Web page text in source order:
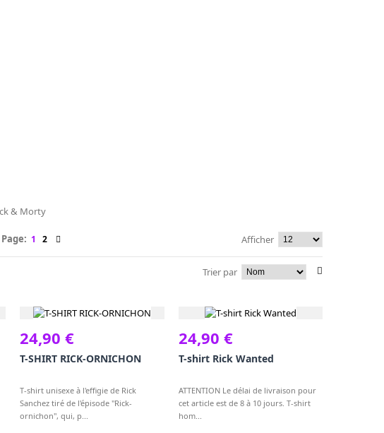
Afficher
Page: 1 2
Trier par
24,90 €
T-SHIRT RICK-ORNICHON
T-shirt unisexe à l'effigie de Rick
Sanchez tiré de l'épisode "Rick-
ornichon", qui, p...
24,90 €
T-shirt Rick Wanted
ATTENTION Le délai de livraison pour
cet article est de 8 à 10 jours. T-shirt
hom...